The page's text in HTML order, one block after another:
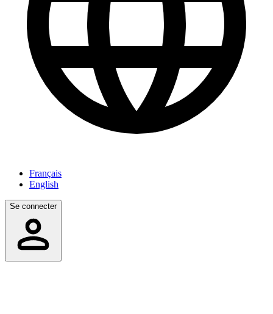
Français
English
Se connecter